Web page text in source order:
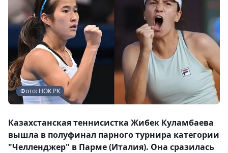
Фото: НОК РК
Казахстанская теннисистка Жибек Куламбаева
вышла в полуфинал парного турнира категории
"Челленджер" в Парме (Италия). Она сразилась